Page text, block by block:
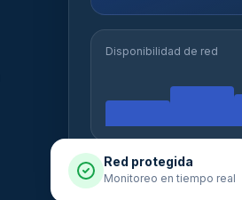
Disponibilidad de red
Red protegida
Monitoreo en tiempo real